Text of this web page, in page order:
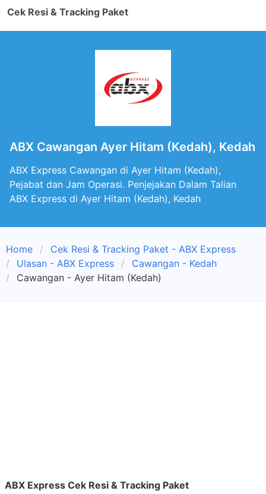
Cek Resi & Tracking Paket
ABX Cawangan Ayer Hitam (Kedah), Kedah
ABX Express Cawangan di Ayer Hitam (Kedah),
Pejabat dan Jam Operasi. Penjejakan Dalam Talian
ABX Express di Ayer Hitam (Kedah), Kedah
Home
Cek Resi & Tracking Paket - ABX Express
Ulasan - ABX Express
Cawangan - Kedah
Cawangan - Ayer Hitam (Kedah)
ABX Express Cek Resi & Tracking Paket